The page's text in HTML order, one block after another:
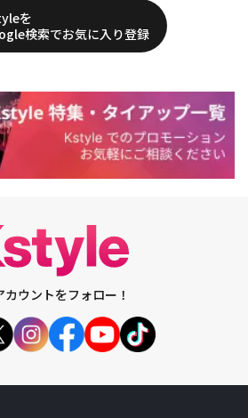
を
検索でお気に入り登録
カウントをフォロー！